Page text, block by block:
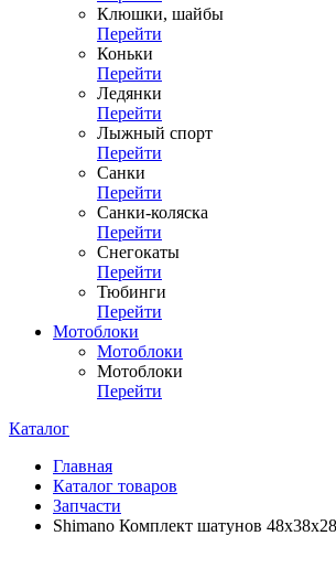
Клюшки, шайбы
Перейти
Коньки
Перейти
Ледянки
Перейти
Лыжный спорт
Перейти
Санки
Перейти
Санки-коляска
Перейти
Снегокаты
Перейти
Тюбинги
Перейти
Мотоблоки
Мотоблоки
Мотоблоки
Перейти
Каталог
Главная
Каталог товаров
Запчасти
Shimano Комплект шатунов